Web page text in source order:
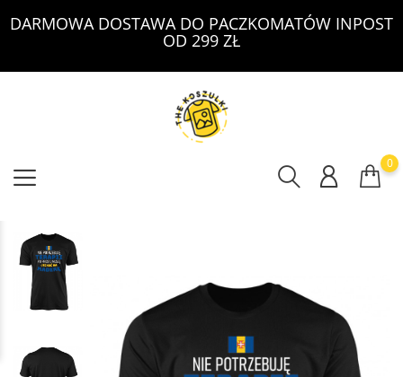
DARMOWA DOSTAWA DO PACZKOMATÓW INPOST
OD 299 ZŁ
0